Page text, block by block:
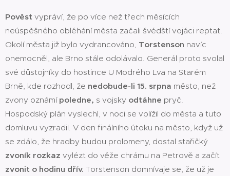
Pověst vypráví, že po více než třech měsících
neúspěšného obléhání města začali švédští vojáci reptat.
Okolí města již bylo vydrancováno, Torstenson navíc
onemocněl, ale Brno stále odolávalo. Generál proto svolal
své důstojníky do hostince U Modrého Lva na Starém
Brně, kde rozhodl, že nedobude-li 15. srpna město, než
zvony oznámípoledne, s vojsky odtáhne pryč.
Hospodský plán vyslechl, v noci se vplížil do města a tuto
domluvu vyzradil. V den finálního útoku na město, když už
se zdálo, že hradby budou prolomeny, dostal stařičký
zvoník rozkaz vylézt do věže chrámu na Petrově a začít
zvonit o hodinu dřív. Torstenson domnívaje se, že už je